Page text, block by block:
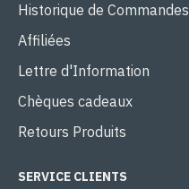
Historique de Commandes
Affiliées
Lettre d'Information
Chèques cadeaux
Retours Produits
SERVICE CLIENTS